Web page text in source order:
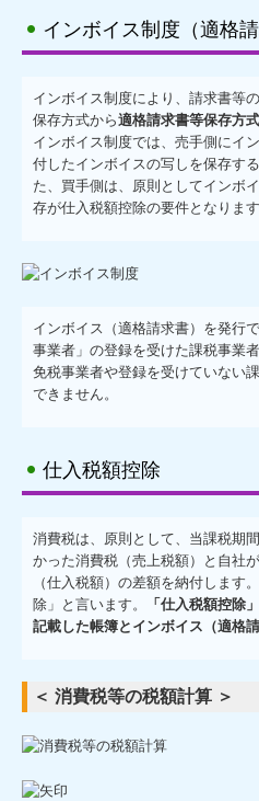
インボイス制度（適格
インボイス制度により、請求書等
保存方式から適格請求書等保存方式
インボイス制度では、売手側にイ
付したインボイスの写しを保存す
た、買手側は、原則としてインボ
存が仕入税額控除の要件となります
インボイス（適格請求書）を発行
事業者」の登録を受けた課税事業
免税事業者や登録を受けていない
できません。
仕入税額控除
消費税は、原則として、当課税期
かった消費税（売上税額）と自社
（仕入税額）の差額を納付します
除」と言います。
「仕入税額控除
記載した帳簿とインボイス（適格
＜ 消費税等の税額計算 ＞